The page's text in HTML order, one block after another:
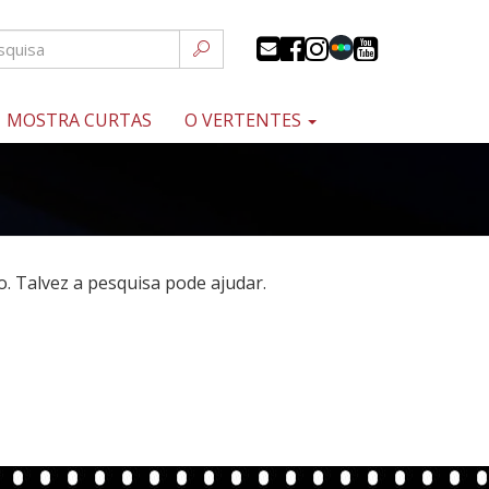
MOSTRA CURTAS O VERTENTES
Talvez a pesquisa pode ajudar.